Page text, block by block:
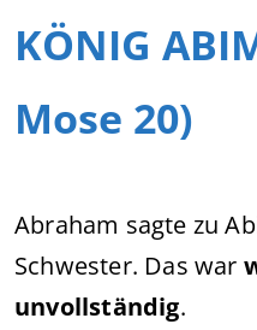
KÖNIG
Mose 20)
Abraham sagte zu
Schwester. Das war
unvollständig.